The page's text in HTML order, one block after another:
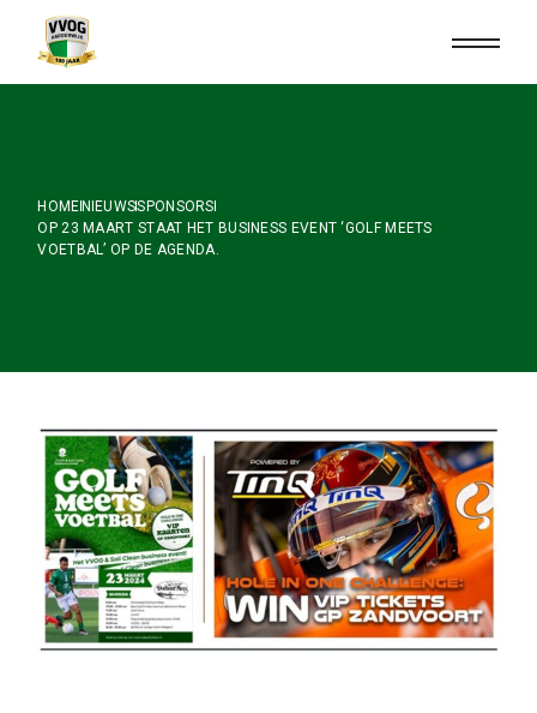
content
HOME NIEUWSSPONSORS
OP 23 MAART STAAT HET BUSINESS EVENT ‘GOLF MEETS
VOETBAL’ OP DE AGENDA.